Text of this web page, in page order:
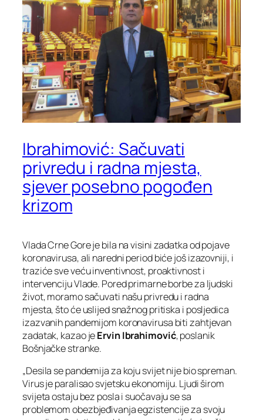
Ibrahimović: Sačuvati
privredu i radna mjesta,
sjever posebno pogođen
krizom
Vlada Crne Gore je bila na visini zadatka od pojave
koronavirusa, ali naredni period biće još izazovniji, i
traziće sve veću inventivnost, proaktivnost i
intervenciju Vlade. Pored primarne borbe za ljudski
život, moramo sačuvati našu privredu i radna
mjesta, što će uslijed snažnog pritiska i posljedica
izazvanih pandemijom koronavirusa biti zahtjevan
zadatak, kazao jeErvin Ibrahimović, poslanik
Bošnjačke stranke.
„Desila se pandemija za koju svijet nije bio spreman.
Virus je paralisao svjetsku ekonomiju. Ljudi širom
svijeta ostaju bez posla i suočavaju se sa
problemom obezbjeđivanja egzistencije za svoju